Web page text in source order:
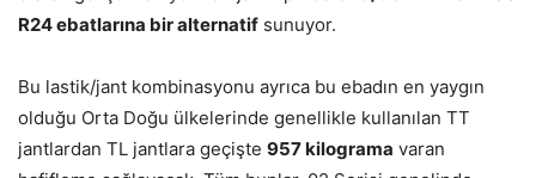
R24 ebatlarına bir alternatif sunuyor.
Bu lastik/jant kombinasyonu ayrıca bu ebadın en yaygın
olduğu Orta Doğu ülkelerinde genellikle kullanılan TT
jantlardan TL jantlara geçişte 957 kilograma varan